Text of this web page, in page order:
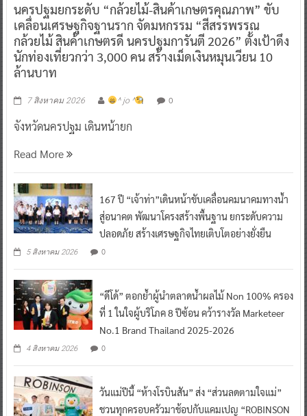
นครปฐมยกระดับ “กล้วยไม้-สินค้าเกษตรคุณภาพ” ขับ
เคลื่อนเศรษฐกิจฐานราก จัดมหกรรม “สีสรรพรรณ
กล้วยไม้ สินค้าเกษตรดี นครปฐมการันตี 2026” ตั้งเป้าดึง
นักท่องเที่ยวกว่า 3,000 คน สร้างเม็ดเงินหมุนเวียน 10
ล้านบาท
7 สิงหาคม 2026 ^ jo ^ 0
จังหวัดนครปฐม เดินหน้ายก
Read More
167 ปี “เจ้าท่า”เดินหน้าขับเคลื่อนคมนาคมทางน้ำ
สู่อนาคต พัฒนาโครงสร้างพื้นฐาน ยกระดับความ
ปลอดภัย สร้างเศรษฐกิจไทยเติบโตอย่างยั่งยืน
5 สิงหาคม 2026 0
“ดีโด้” ตอกย้ำผู้นำตลาดน้ำผลไม้ Non 100% ครอง
ที่ 1 ในใจผู้บริโภค 8 ปีซ้อน คว้ารางวัล Marketeer
No.1 Brand Thailand 2025-2026
4 สิงหาคม 2026 0
วันแม่ปีนี้ “ห้างโรบินสัน” ส่ง “ส่วนลดตามใจแม่”
ชวนทุกครอบครัวมาช้อปกับแคมเปญ “ROBINSON